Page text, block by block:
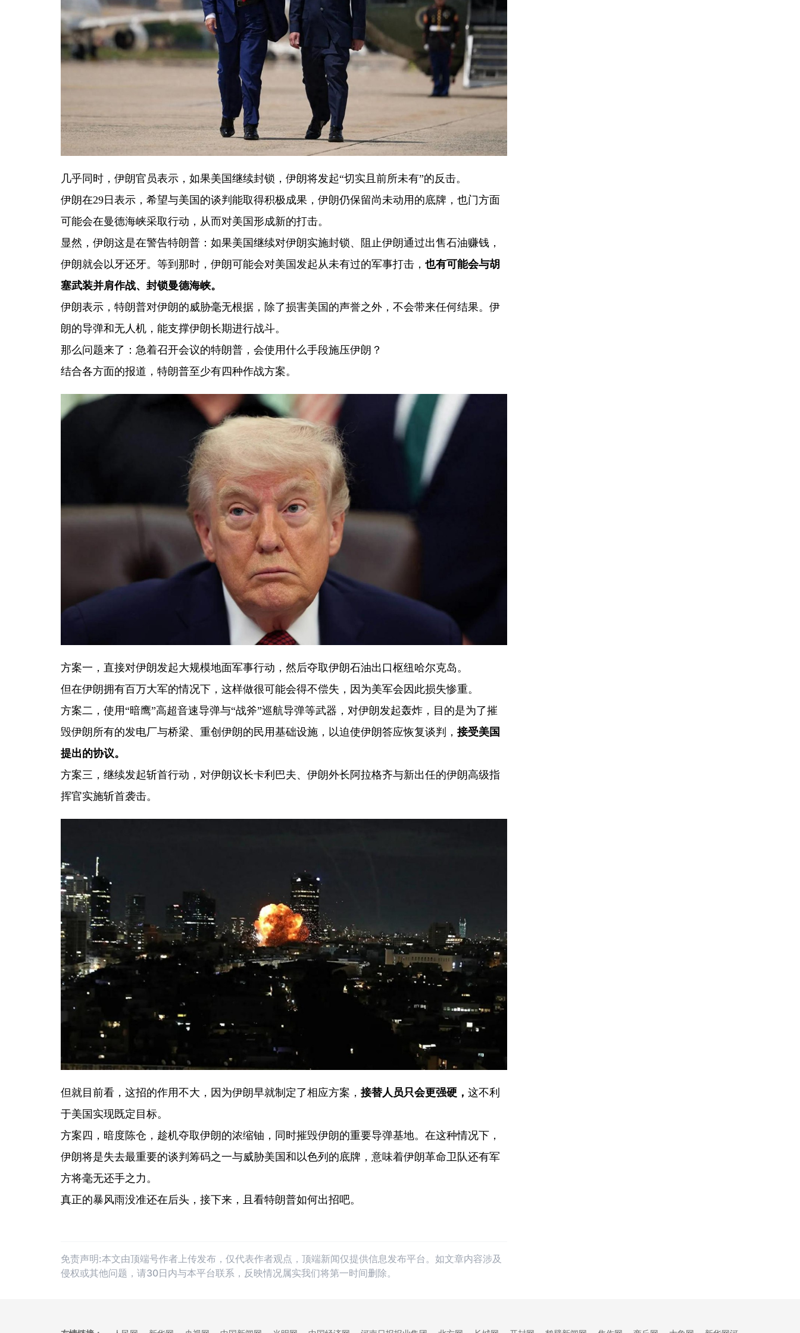
几乎同时，伊朗官员表示，如果美国继续封锁，伊朗将发起“切实且前所未有”的反击。
伊朗在29日表示，希望与美国的谈判能取得积极成果，伊朗仍保留尚未动用的底牌，也门方面
可能会在曼德海峡采取行动，从而对美国形成新的打击。
显然，伊朗这是在警告特朗普：如果美国继续对伊朗实施封锁、阻止伊朗通过出售石油赚钱，
伊朗就会以牙还牙。等到那时，伊朗可能会对美国发起从未有过的军事打击， 也有可能会与胡
塞武装并肩作战、封锁曼德海峡。
伊朗表示，特朗普对伊朗的威胁毫无根据，除了损害美国的声誉之外，不会带来任何结果。伊
朗的导弹和无人机，能支撑伊朗长期进行战斗。
那么问题来了：急着召开会议的特朗普，会使用什么手段施压伊朗？
结合各方面的报道，特朗普至少有四种作战方案。
方案一，直接对伊朗发起大规模地面军事行动，然后夺取伊朗石油出口枢纽哈尔克岛。
但在伊朗拥有百万大军的情况下，这样做很可能会得不偿失，因为美军会因此损失惨重。
方案二，使用“暗鹰”高超音速导弹与“战斧”巡航导弹等武器，对伊朗发起轰炸，目的是为了摧
毁伊朗所有的发电厂与桥梁、重创伊朗的民用基础设施，以迫使伊朗答应恢复谈判， 接受美国
提出的协议。
方案三，继续发起斩首行动，对伊朗议长卡利巴夫、伊朗外长阿拉格齐与新出任的伊朗高级指
挥官实施斩首袭击。
但就目前看，这招的作用不大，因为伊朗早就制定了相应方案， 接替人员只会更强硬， 这不利
于美国实现既定目标。
方案四，暗度陈仓，趁机夺取伊朗的浓缩铀，同时摧毁伊朗的重要导弹基地。在这种情况下，
伊朗将是失去最重要的谈判筹码之一与威胁美国和以色列的底牌，意味着伊朗革命卫队还有军
方将毫无还手之力。
真正的暴风雨没准还在后头，接下来，且看特朗普如何出招吧。
免责声明:本文由顶端号作者上传发布，仅代表作者观点，顶端新闻仅提供信息发布平台。如文章内容涉及
侵权或其他问题，请30日内与本平台联系，反映情况属实我们将第一时间删除。